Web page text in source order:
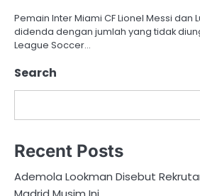
Pemain Inter Miami CF Lionel Messi dan
didenda dengan jumlah yang tidak
League Soccer…
Search
Recent Posts
Ademola Lookman Disebut